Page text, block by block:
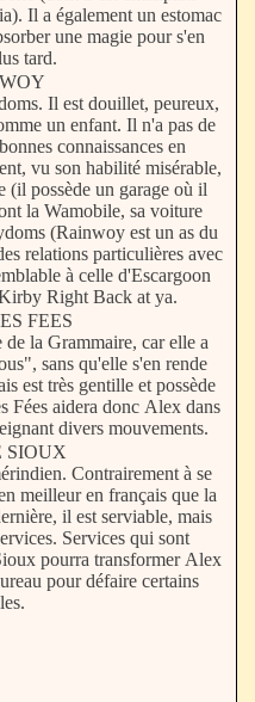
Il a également un estomac
une magie pour s'en
tard.
Il est douillet, peureux,
un enfant. Il n'a pas de
connaissances en
vu son habilité misérable,
(il possède un garage où il
la Wamobile, sa voiture
(Rainwoy est un as du
relations particulières avec
à celle d'Escargoon
Right Back at ya.
FEES
la Grammaire, car elle a
sans qu'elle s'en rende
est très gentille et possède
Fées aidera donc Alex dans
divers mouvements.
SIOUX
Contrairement à se
meilleur en français que la
il est serviable, mais
Services qui sont
pourra transformer Alex
pour défaire certains